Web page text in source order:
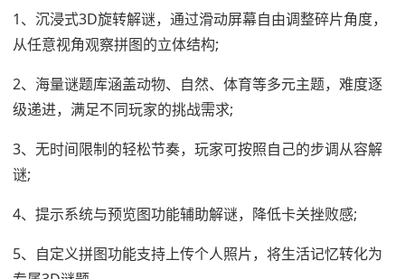
1、沉浸式3D旋转解谜，通过滑动屏幕自由调整碎片角度，
从任意视角观察拼图的立体结构;
2、海量谜题库涵盖动物、自然、体育等多元主题，难度逐
级递进，满足不同玩家的挑战需求;
3、无时间限制的轻松节奏，玩家可按照自己的步调从容解
谜;
4、提示系统与预览图功能辅助解谜，降低卡关挫败感;
5、自定义拼图功能支持上传个人照片，将生活记忆转化为